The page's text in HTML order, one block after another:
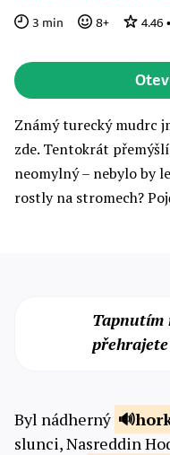
3 min 8+ 4.46 •
Známý turecký mudrc
zde. Tentokrát
neomylný – nebylo by
rostly na stromech?
Tapnutím
Byl nádherný
slunci, Nasreddin